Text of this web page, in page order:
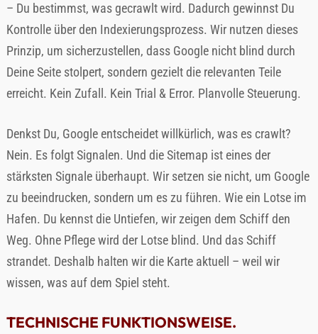
– Du bestimmst, was gecrawlt wird. Dadurch gewinnst Du
Kontrolle über den Indexierungsprozess. Wir nutzen dieses
Prinzip, um sicherzustellen, dass Google nicht blind durch
Deine Seite stolpert, sondern gezielt die relevanten Teile
erreicht. Kein Zufall. Kein Trial & Error. Planvolle Steuerung.
Denkst Du, Google entscheidet willkürlich, was es crawlt?
Nein. Es folgt Signalen. Und die Sitemap ist eines der
stärksten Signale überhaupt. Wir setzen sie nicht, um Google
zu beeindrucken, sondern um es zu führen. Wie ein Lotse im
Hafen. Du kennst die Untiefen, wir zeigen dem Schiff den
Weg. Ohne Pflege wird der Lotse blind. Und das Schiff
strandet. Deshalb halten wir die Karte aktuell – weil wir
wissen, was auf dem Spiel steht.
TECHNISCHE FUNKTIONSWEISE.